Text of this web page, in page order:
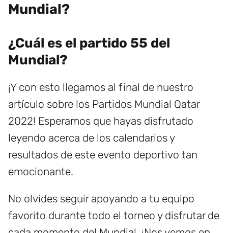
Mundial?
¿Cuál es el partido 55 del
Mundial?
¡Y con esto llegamos al final de nuestro
artículo sobre los Partidos Mundial Qatar
2022! Esperamos que hayas disfrutado
leyendo acerca de los calendarios y
resultados de este evento deportivo tan
emocionante.
No olvides seguir apoyando a tu equipo
favorito durante todo el torneo y disfrutar de